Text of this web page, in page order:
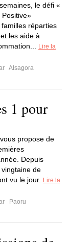
le défi «
Positive»
réparties
les aide à
Lire la
Alsagora
1 pour
propose de
Depuis
de
vu le jour.
Lire la
Paoru